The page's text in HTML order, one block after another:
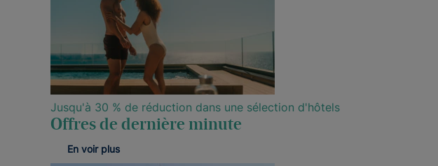
Jusqu'à 30 % de réduction dans une sélection d'hôtels
Offres de dernière minute
En voir plus